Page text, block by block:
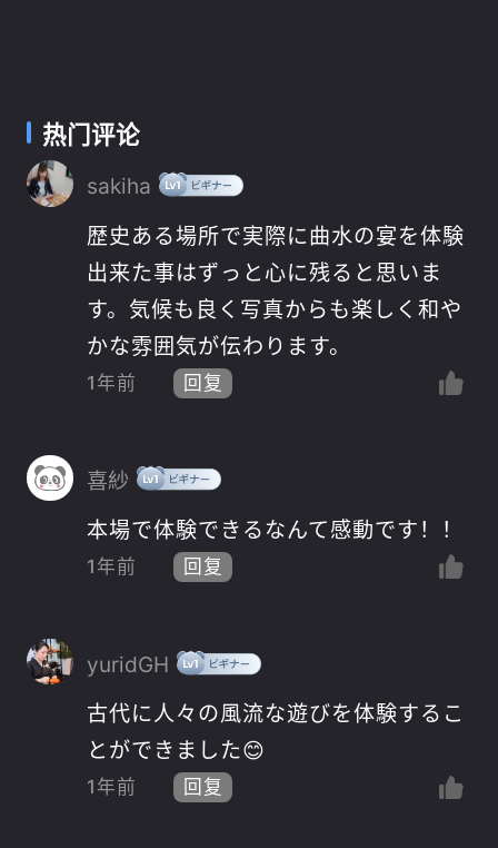
热门评论
sakiha
歴史ある場所で実際に曲水の宴を体験
出来た事はずっと心に残ると思いま
す。気候も良く写真からも楽しく和や
かな雰囲気が伝わります。
1年前 回复
喜紗
本場で体験できるなんて感動です！！
1年前 回复
yuridGH
古代に人々の風流な遊びを体験するこ
とができました😊
1年前 回复